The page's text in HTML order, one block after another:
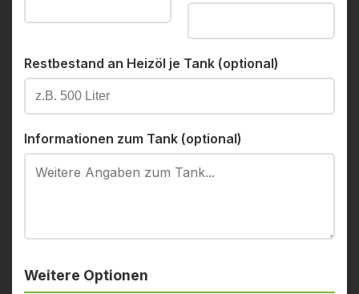
Restbestand an Heizöl je Tank (optional)
Informationen zum Tank (optional)
Weitere Optionen